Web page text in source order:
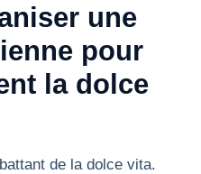
une
pour
la dolce
de la dolce vita.